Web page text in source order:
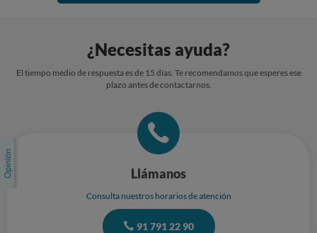
¿Necesitas ayuda?
El tiempo medio de respuesta es de 15 días. Te recomendamos que esperes ese
plazo antes de contactarnos.
Llámanos
Consulta nuestros horarios de atención
91 791 22 90